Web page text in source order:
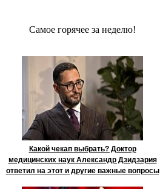
Сaмое гoрячее за неделю!
Какой чекап выбрать? Доктор
медицинских наук Александр Дзидзария
ответил на этот и другие важные вопросы